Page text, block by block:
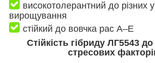
високотолерантний до різних
вирощування
стійкий до вовчка рас А–Е
Стійкість гібриду ЛГ5543
стресових